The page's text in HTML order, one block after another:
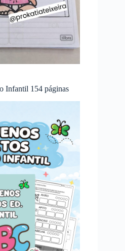
Infantil 154 páginas